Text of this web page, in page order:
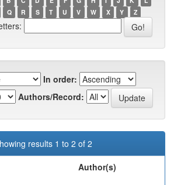
Q R S T U V W X Y Z
In order:
Authors/Record:
results 1 to 2 of 2
Author(s)